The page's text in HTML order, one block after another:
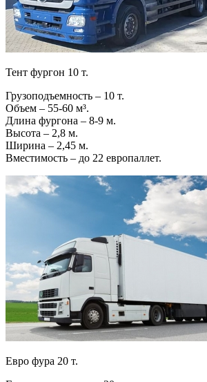
Тент фургон 10 т.
Грузоподъемность – 10 т.
Объем – 55-60 м³.
Длина фургона – 8-9 м.
Высота – 2,8 м.
Ширина – 2,45 м.
Вместимость – до 22 европаллет.
Евро фура 20 т.